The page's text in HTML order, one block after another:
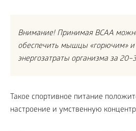
Внимание! Принимая BCAA
обеспечить мышцы «горючим» и
энергозатраты организма за
Такое спортивное питание
настроение и умственную